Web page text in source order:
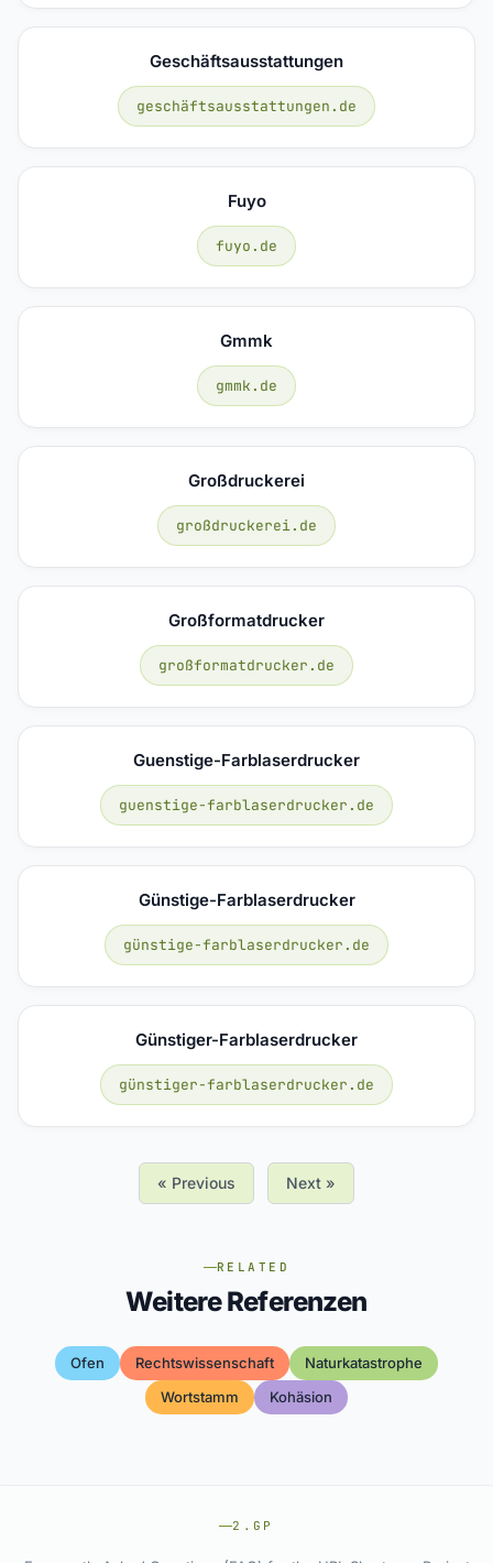
Geschäftsausstattungen
geschäftsausstattungen.de
Fuyo
fuyo.de
Gmmk
gmmk.de
Großdruckerei
großdruckerei.de
Großformatdrucker
großformatdrucker.de
Guenstige-Farblaserdrucker
guenstige-farblaserdrucker.de
Günstige-Farblaserdrucker
günstige-farblaserdrucker.de
Günstiger-Farblaserdrucker
günstiger-farblaserdrucker.de
« Previous Next »
RELATED
Weitere Referenzen
Ofen Rechtswissenschaft
Naturkatastrophe
Wortstamm
Kohäsion
2.GP